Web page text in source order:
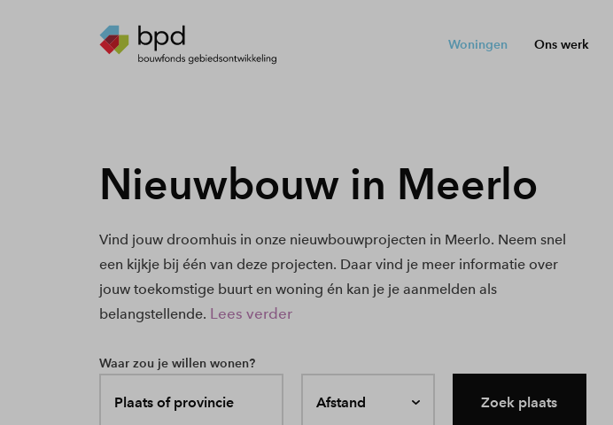
Woningen Ons werk
Nieuwbouw in Meerlo
Vind jouw droomhuis in onze nieuwbouwprojecten in Meerlo. Neem snel
een kijkje bij één van deze projecten. Daar vind je meer informatie over
jouw toekomstige buurt en woning én kan je je aanmelden als
belangstellende. Lees verder
Waar zou je willen wonen?
Plaats of provincie Afstand Zoek plaats